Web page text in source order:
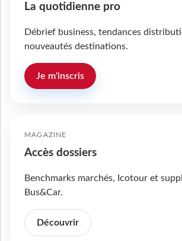
La quotidienne pro
Débrief business, tendances
nouveautés destinations.
Je m'inscris
MAGAZINE
Accès dossiers
Benchmarks marchés, Icotour et
Bus&Car.
Découvrir